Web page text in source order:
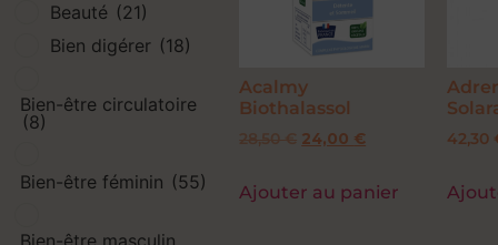
Beauté (21)
Bien digérer (18)
Bien-être circulatoire
(8)
Bien-être féminin (55)
Bien-être masculin
Acalmy
Biothalassol
28,50€ 24,00 €
Ajouter au panier
42,30